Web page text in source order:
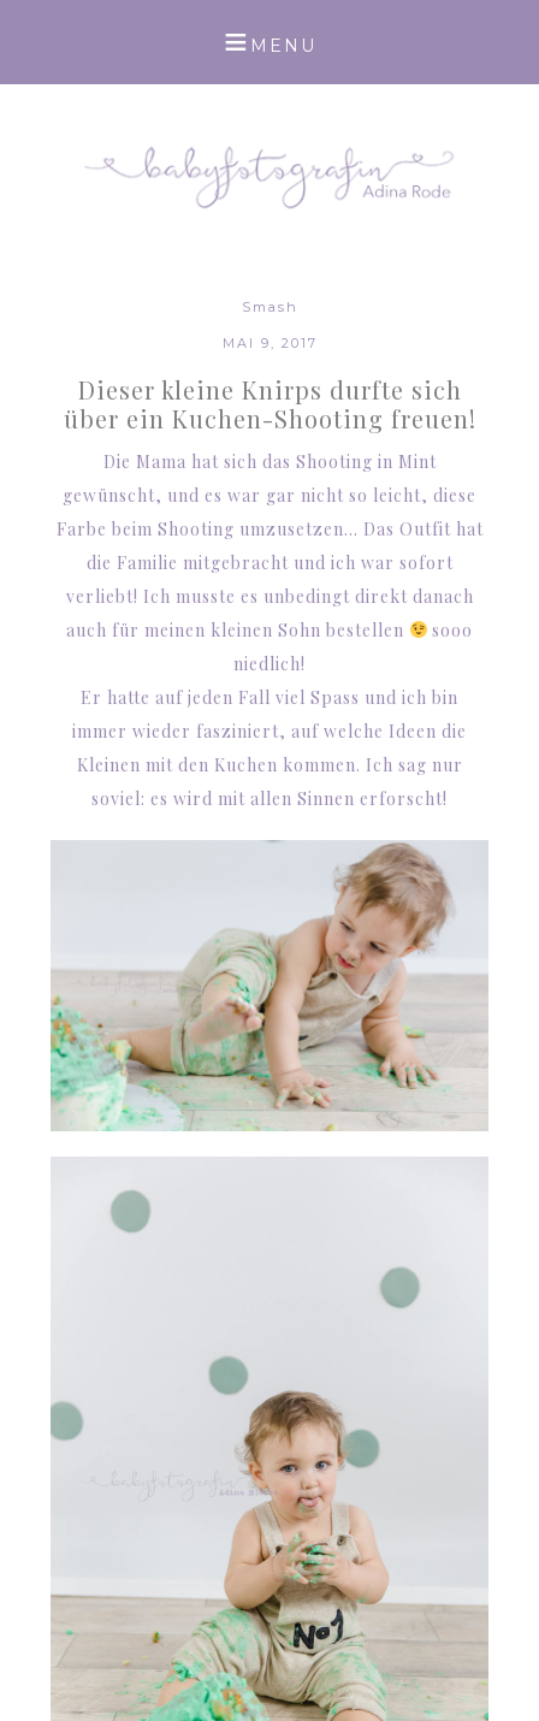
Smash
MAI 9, 2017
Dieser kleine Knirps durfte sich
über ein Kuchen-Shooting freuen!
Die Mama hat sich das Shooting in Mint
gewünscht, und es war gar nicht so leicht, diese
Farbe beim Shooting umzusetzen… Das Outfit hat
die Familie mitgebracht und ich war sofort
verliebt! Ich musste es unbedingt direkt danach
auch für meinen kleinen Sohn bestellen
sooo
niedlich!
Er hatte auf jeden Fall viel Spass und ich bin
immer wieder fasziniert, auf welche Ideen die
Kleinen mit den Kuchen kommen. Ich sag nur
soviel: es wird mit allen Sinnen erforscht!